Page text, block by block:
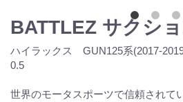
BATTLEZ サクシ
ハイラックス
0.5
世界のモータスポーツで信頼されて